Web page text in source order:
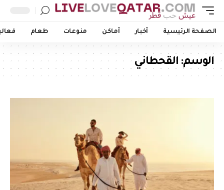
الصفحة الرئيسية أخبار أماكن منوعات طعام
الوسم: القحطاني